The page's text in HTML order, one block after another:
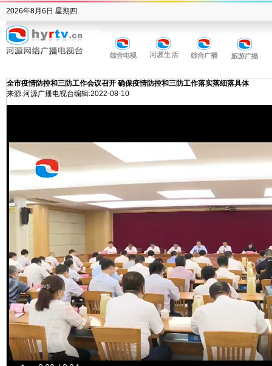
2026年8月6日 星期四
全市疫情防控和三防工作会议召开 确保疫情防控和三防工作落实落细落具体
来源:河源广播电视台编辑:2022-08-10